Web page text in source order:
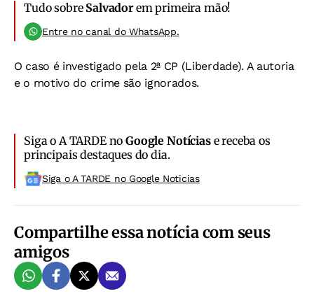
Tudo sobre Salvadorem primeira mão!
Entre no canal do WhatsApp.
O caso é investigado pela 2ª CP (Liberdade). A autoria
e o motivo do crime são ignorados.
Siga o A TARDE noGoogle Notíciase receba os
principais destaques do dia.
Siga o A TARDE no Google Noticias
Compartilhe essa notícia com seus
amigos